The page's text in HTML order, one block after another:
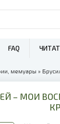
FAQ
мемуары »
– МОИ